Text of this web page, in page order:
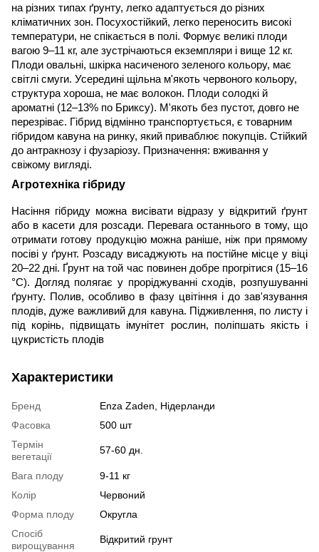
на різних типах ґрунту, легко адаптується до різних
кліматичних зон. Посухостійкий, легко переносить високі
температури, не спікається в полі. Формує великі плоди
вагою 9–11 кг, але зустрічаються екземпляри і вище 12 кг.
Плоди овальні, шкірка насиченого зеленого кольору, має
світлі смуги. Усередині щільна м'якоть червоного кольору,
структура хороша, не має волокон. Плоди солодкі й
ароматні (12–13% по Бриксу). М'якоть без пустот, довго не
перезріває. Гібрид відмінно транспортується, є товарним
гібридом кавуна на ринку, який приваблює покупців. Стійкий
до антракнозу і фузаріозу. Призначення: вживання у
свіжому вигляді.
Агротехніка гібриду
Насіння гібриду можна висівати відразу у відкритий ґрунт
або в касети для розсади. Перевага останнього в тому, що
отримати готову продукцію можна раніше, ніж при прямому
посіві у ґрунт. Розсаду висаджують на постійне місце у віці
20–22 дні. Ґрунт на той час повинен добре прогрітися (15–16
°С). Догляд полягає у проріджуванні сходів, розпушуванні
ґрунту. Полив, особливо в фазу цвітіння і до зав'язування
плодів, дуже важливий для кавуна. Підживлення, по листу і
під корінь, підвищать імунітет рослин, поліпшать якість і
цукристість плодів
Характеристики
Бренд
Enza Zaden, Нідерланди
Фасовка
500 шт
Термін
вегетації
57-60 дн.
Вага плоду
9-11 кг
Колір
Червоний
Форма плоду
Округла
Спосіб
вирощування
Відкритий грунт